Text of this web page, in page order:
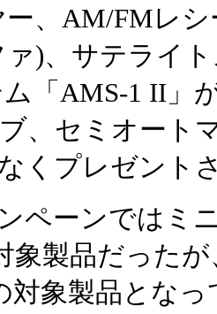
、AM/FMレ
)、サテライ
「AMS-1 II」
、セミオート
くプレゼント
ペーンではミ
象製品だった
対象製品となっ